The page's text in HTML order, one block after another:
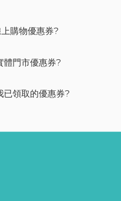
購物優惠券?
體門市優惠券?
已領取的優惠券?